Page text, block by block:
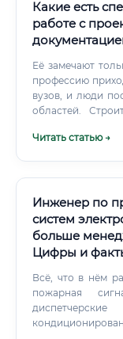
Какие есть
работе с
Её замечают
профессию
вузов, и люди
областей.
Читать статью →
Инженер по
систем
больше
Цифры и
Всё, что в нём
пожарная